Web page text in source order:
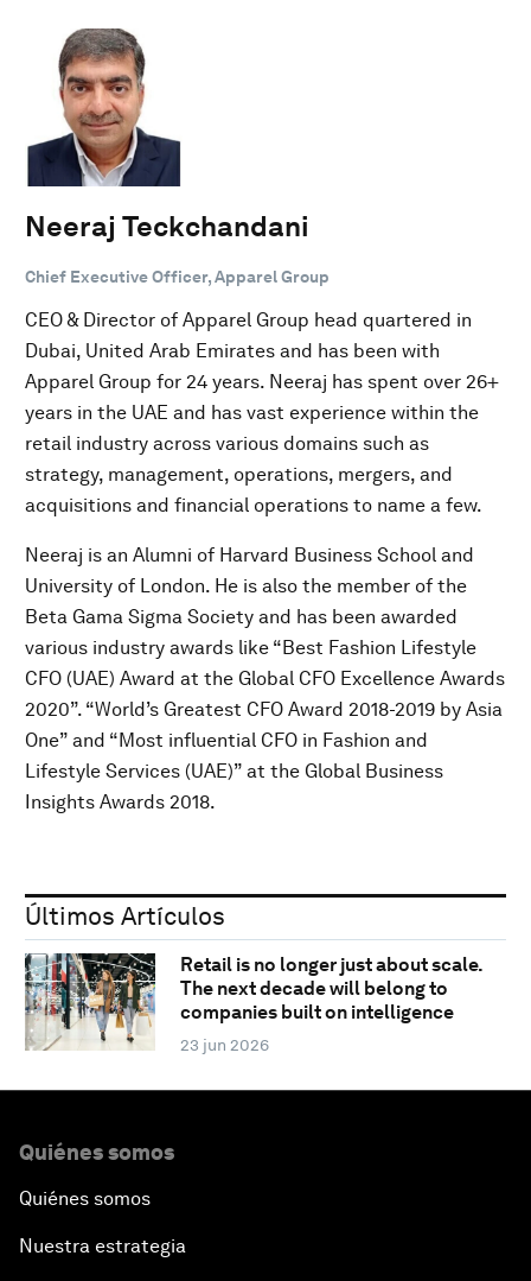
Neeraj Teckchandani
Chief Executive Officer, Apparel Group
CEO & Director of Apparel Group head quartered in
Dubai, United Arab Emirates and has been with
Apparel Group for 24 years. Neeraj has spent over 26+
years in the UAE and has vast experience within the
retail industry across various domains such as
strategy, management, operations, mergers, and
acquisitions and financial operations to name a few.
Neeraj is an Alumni of Harvard Business School and
University of London. He is also the member of the
Beta Gama Sigma Society and has been awarded
various industry awards like “Best Fashion Lifestyle
CFO (UAE) Award at the Global CFO Excellence Awards
2020”. “World’s Greatest CFO Award 2018-2019 by Asia
One” and “Most influential CFO in Fashion and
Lifestyle Services (UAE)” at the Global Business
Insights Awards 2018.
Últimos Artículos
Retail is no longer just about scale.
The next decade will belong to
companies built on intelligence
23 jun 2026
Quiénes somos
Quiénes somos
Nuestra estrategia